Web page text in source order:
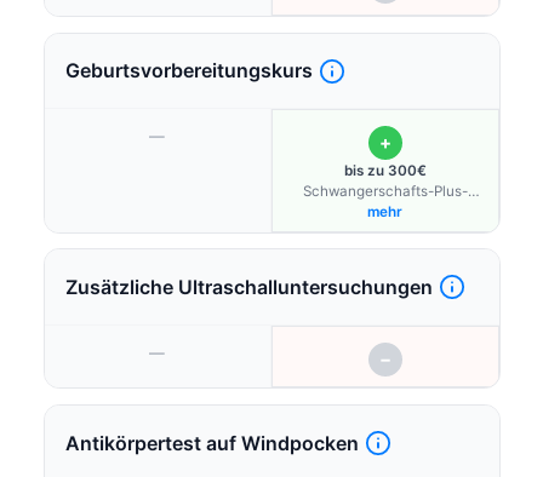
Geburtsvorbereitungskurs
— +
bis zu 300€
Schwangerschafts-Plus-
Budget
mehr
Zusätzliche Ultraschalluntersuchungen
— −
Antikörpertest auf Windpocken